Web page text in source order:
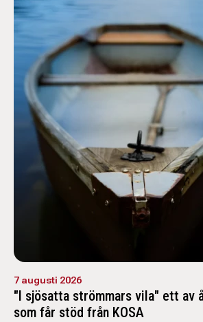
7 augusti 2026
"I sjösatta strömmars vila" ett av
som får stöd från KOSA